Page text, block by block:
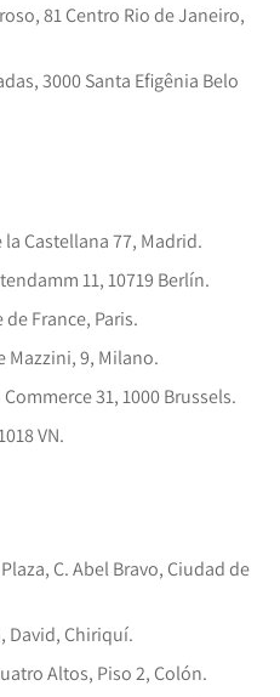
81 Centro Rio de Janeiro,
3000 Santa Efigênia Belo
la Castellana 77, Madrid.
11, 10719 Berlín.
de France, Paris.
Mazzini, 9, Milano.
31, 1000 Brussels.
VN.
C. Abel Bravo, Ciudad de
David, Chiriquí.
Altos, Piso 2, Colón.